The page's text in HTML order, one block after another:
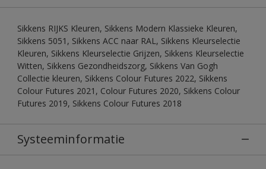
Sikkens RIJKS Kleuren, Sikkens Modern Klassieke Kleuren,
Sikkens 5051, Sikkens ACC naar RAL, Sikkens Kleurselectie
Kleuren, Sikkens Kleurselectie Grijzen, Sikkens Kleurselectie
Witten, Sikkens Gezondheidszorg, Sikkens Van Gogh
Collectie kleuren, Sikkens Colour Futures 2022, Sikkens
Colour Futures 2021, Colour Futures 2020, Sikkens Colour
Futures 2019, Sikkens Colour Futures 2018
Systeeminformatie